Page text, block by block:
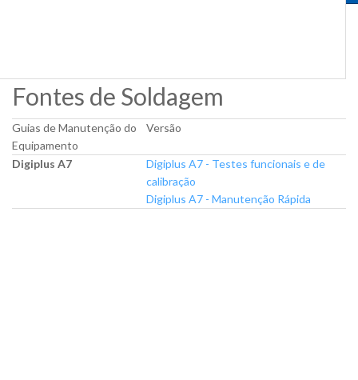
Fontes de Soldagem
Guias de Manutenção do
Equipamento
Versão
Digiplus A7
Digiplus A7 - Testes funcionais e de
calibração
Digiplus A7 - Manutenção Rápida